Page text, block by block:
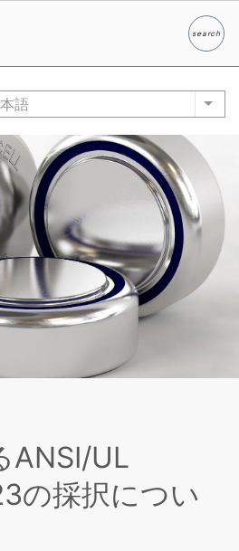
search
検索
語 List
ANSI/UL
の採択につい